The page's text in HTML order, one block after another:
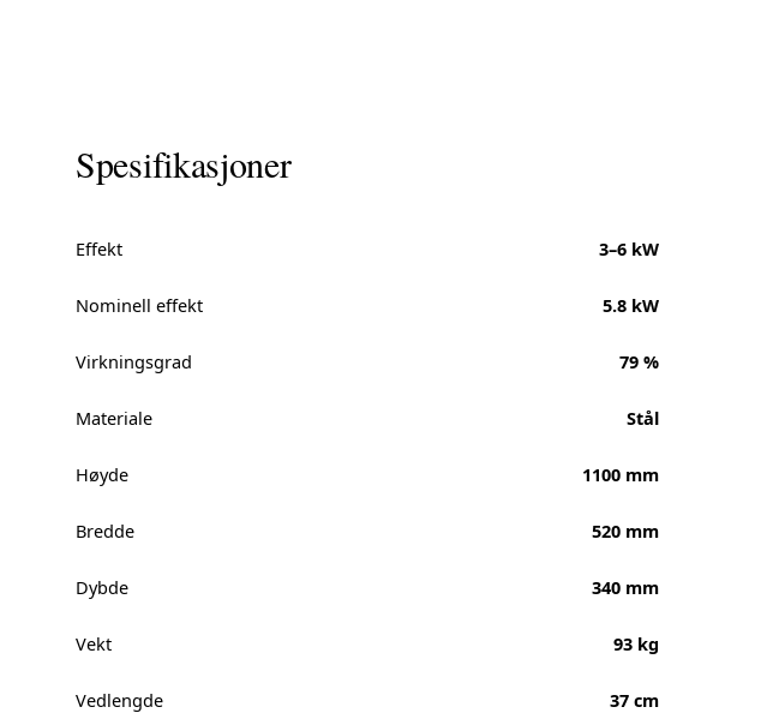
Spesifikasjoner
Effekt 3–6 kW
Nominell effekt 5.8 kW
Virkningsgrad 79 %
Materiale Stål
Høyde 1100 mm
Bredde 520 mm
Dybde 340 mm
Vekt 93 kg
Vedlengde 37 cm